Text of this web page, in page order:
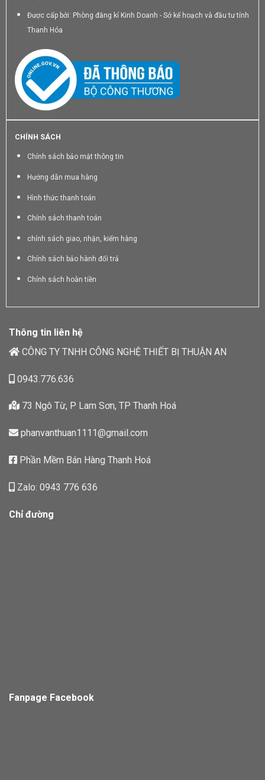
Được cấp bởi: Phòng đăng kí Kinh Doanh - Sở kế hoạch và đầu tư tỉnh
Thanh Hóa
CHÍNH SÁCH
Chính sách bảo mật thông tin
Hướng dẫn mua hàng
Hình thức thanh toán
Chính sách thanh toán
chính sách giao, nhận, kiểm hàng
Chính sách bảo hành đổi trả
Chính sách hoàn tiền
Thông tin liên hệ
CÔNG TY TNHH CÔNG NGHỆ THIẾT BỊ THUẬN AN
0943.776.636
73 Ngô Từ, P Lam Sơn, TP Thanh Hoá
phanvanthuan1111@gmail.com
Phần Mềm Bán Hàng Thanh Hoá
Zalo: 0943 776 636
Chỉ đường
Fanpage Facebook